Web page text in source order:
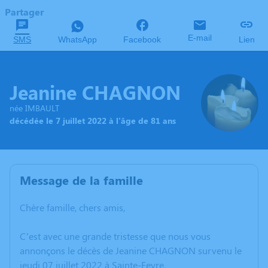
Partager
SMS WhatsApp Facebook E-mail Lien
Jeanine CHAGNON
née IMBAULT
décédée le 7 juillet 2022 à l'âge de 81 ans
Message de la famille
Chère famille, chers amis,
C’est avec une grande tristesse que nous vous
annonçons le décès de Jeanine CHAGNON survenu le
jeudi 07 juillet 2022 à Sainte-Feyre.